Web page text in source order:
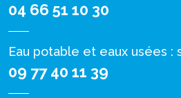
04 66 51 10 30
Eau potable et eaux usées :
09 77 40 11 39